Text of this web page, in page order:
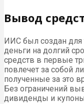
Вывод
ИИС был создан для
деньги на долгий
средств в первые
повлечет за собой
полученные за это
Без ограничений
дивиденды и